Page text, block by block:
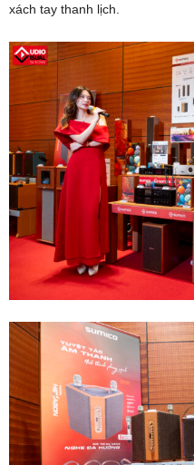
xách tay thanh lịch.